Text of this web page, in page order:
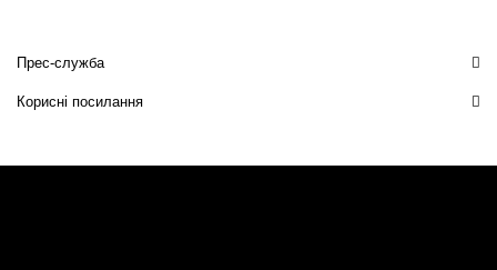
Прес-служба
Корисні посилання